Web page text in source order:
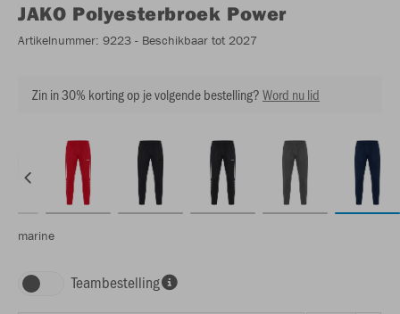
JAKO Polyesterbroek Power
Artikelnummer: 9223 - Beschikbaar tot 2027
Zin in 30% korting op je volgende bestelling?Word nu lid
marine
Teambestelling